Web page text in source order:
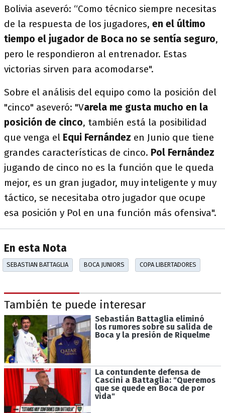
Bolivia aseveró: “Como técnico siempre necesitas
de la respuesta de los jugadores, en el último
tiempo el jugador de Boca no se sentía seguro,
pero le respondieron al entrenador. Estas
victorias sirven para acomodarse".
Sobre el análisis del equipo como la posición del
"cinco" aseveró: "Varela me gusta mucho en la
posición de cinco, también está la posibilidad
que venga el Equi Fernández en Junio que tiene
grandes características de cinco. Pol Fernández
jugando de cinco no es la función que le queda
mejor, es un gran jugador, muy inteligente y muy
táctico, se necesitaba otro jugador que ocupe
esa posición y Pol en una función más ofensiva".
En esta Nota
SEBASTIAN BATTAGLIA BOCA JUNIORS COPA LIBERTADORES
También te puede interesar
Sebastián Battaglia eliminó
los rumores sobre su salida de
Boca y la presión de Riquelme
La contundente defensa de
Cascini a Battaglia: "Queremos
que se quede en Boca de por
vida"